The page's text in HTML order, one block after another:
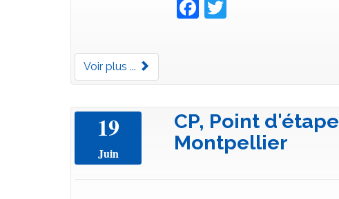
Voir plus ...
19
Juin
CP, Point
Montpellier